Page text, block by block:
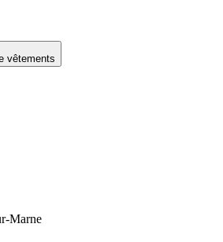
vêtements
Marne